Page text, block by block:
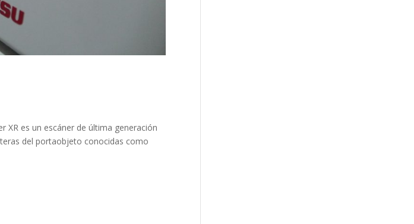
XR es un escáner de última generación
del portaobjeto conocidas como